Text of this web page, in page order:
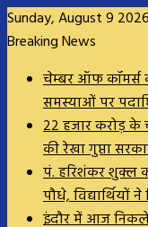
Sunday, August 9
Breaking News
चेम्बर ऑफ कॉमर्स
समस्याओं पर
22 हजार करोड़ के
की रेखा गुप्ता
पं. हरिशंकर शुक्ल
पौधे,
इंदौर में आज